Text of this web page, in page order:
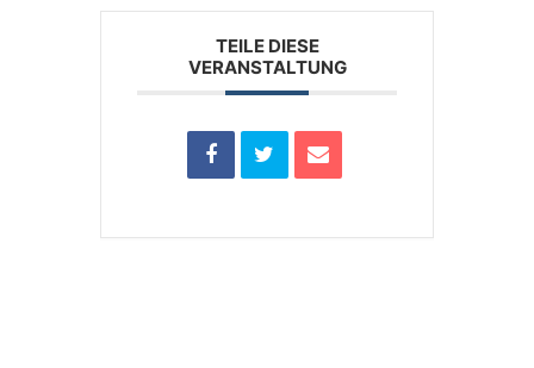
TEILE DIESE
VERANSTALTUNG